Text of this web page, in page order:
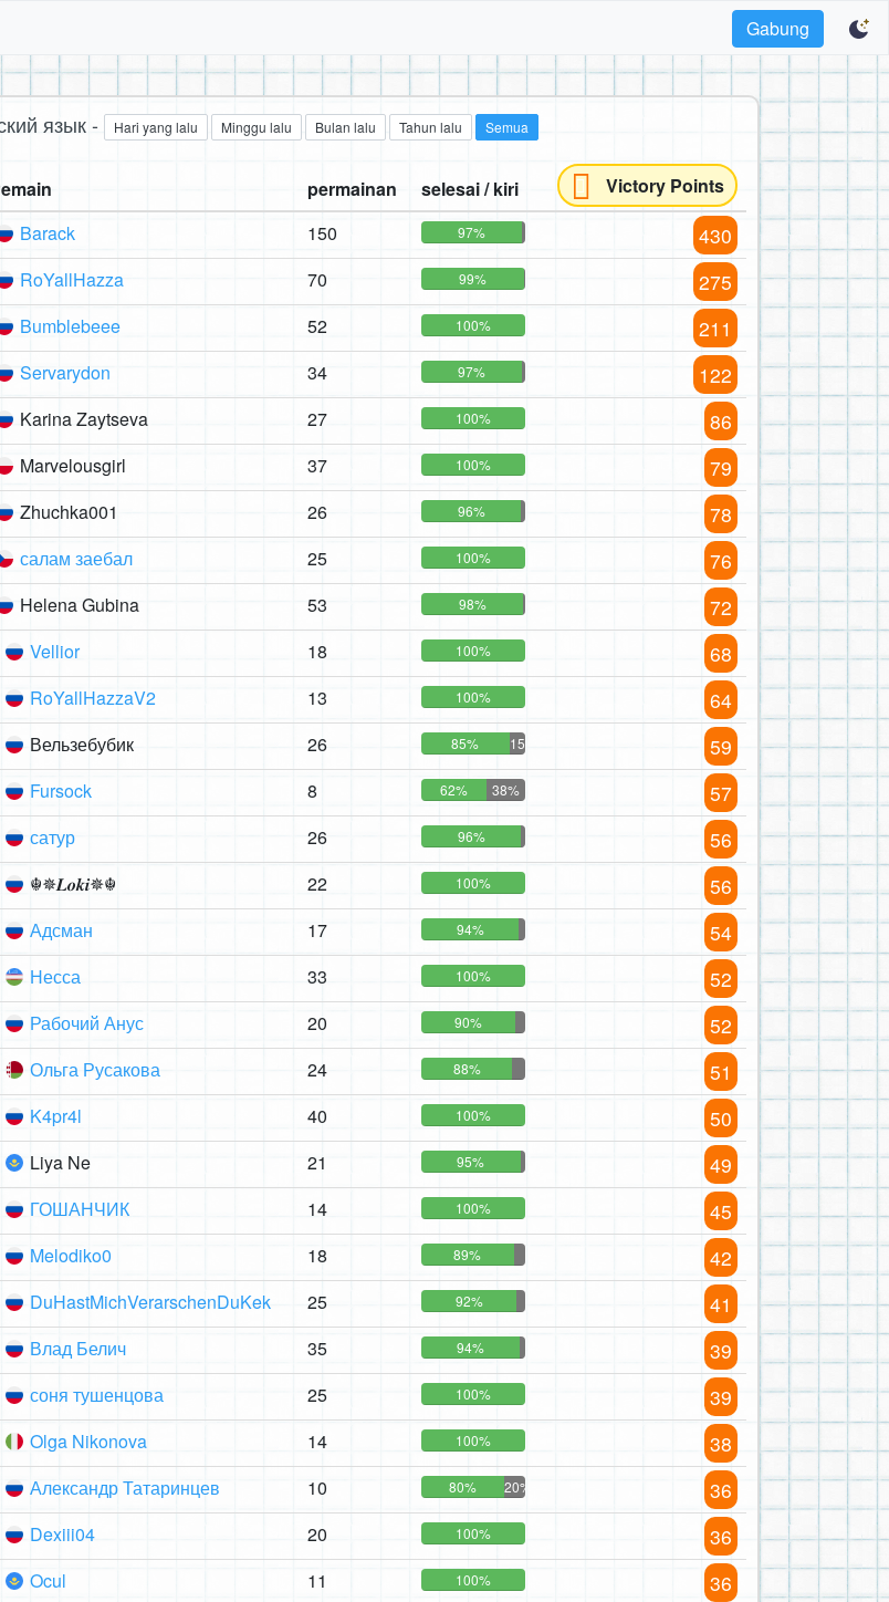
Gabung
язык - Hari yang lalu Minggu lalu Bulan lalu Tahun lalu Semua
permainan selesai / kiri
Victory Points
Barack 150 97% 430
RoYallHazza 70 99% 275
Bumblebeee 52 100% 211
Servarydon 34 97% 122
Karina Zaytseva 27 100% 86
Marvelousgirl 37 100% 79
Zhuchka001 26 96% 78
салам заебал 25 100% 76
Helena Gubina 53 98% 72
Vellior 18 100% 68
RoYallHazzaV2 13 100% 64
Вельзебубик 26 85% 15% 59
Fursock 8 62% 38% 57
сатур 26 96% 56
☬✵𝑳𝒐𝒌𝒊✵☬ 22 100% 56
Адсман 17 94% 54
Несса 33 100% 52
Рабочий Анус 20 90% 52
Ольга Русакова 24 88% 51
K4pr4l 40 100% 50
Liya Ne 21 95% 49
ГОШАНЧИК 14 100% 45
Melodiko0 18 89% 42
DuHastMichVerarschenDuKek 25 92% 41
Влад Белич 35 94% 39
соня тушенцова 25 100% 39
Olga Nikonova 14 100% 38
Александр Татаринцев 10 80% 20% 36
Dexiii04 20 100% 36
Ocul 11 100% 36